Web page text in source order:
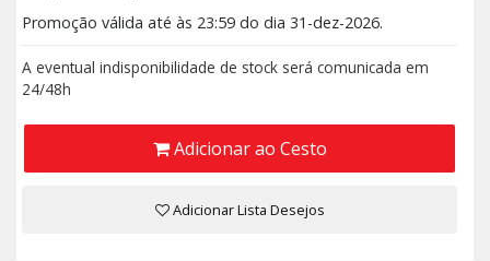
Promoção válida até às 23:59 do dia 31-dez-2026.
A eventual indisponibilidade de stock será comunicada em
24/48h
Adicionar ao Cesto
Adicionar Lista Desejos